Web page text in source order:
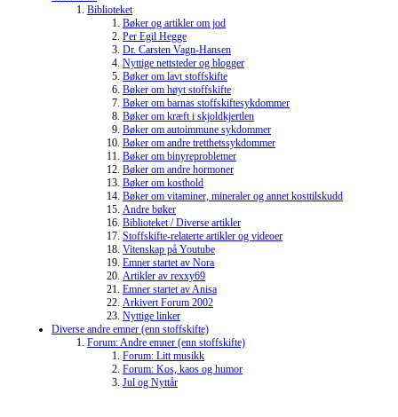
Biblioteket
Bøker og artikler om jod
Per Egil Hegge
Dr. Carsten Vagn-Hansen
Nyttige nettsteder og blogger
Bøker om lavt stoffskifte
Bøker om høyt stoffskifte
Bøker om barnas stoffskiftesykdommer
Bøker om kræft i skjoldkjertlen
Bøker om autoimmune sykdommer
Bøker om andre tretthetssykdommer
Bøker om binyreproblemer
Bøker om andre hormoner
Bøker om kosthold
Bøker om vitaminer, mineraler og annet kosttilskudd
Andre bøker
Biblioteket / Diverse artikler
Stoffskifte-relaterte artikler og videoer
Vitenskap på Youtube
Emner startet av Nora
Artikler av rexxy69
Emner startet av Anisa
Arkivert Forum 2002
Nyttige linker
Diverse andre emner (enn stoffskifte)
Forum: Andre emner (enn stoffskifte)
Forum: Litt musikk
Forum: Kos, kaos og humor
Jul og Nyttår